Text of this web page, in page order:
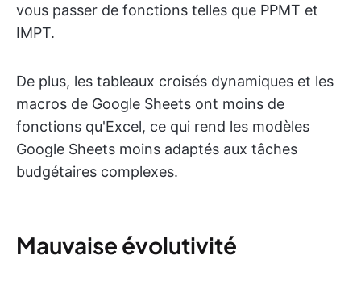
vous passer de fonctions telles que PPMT et
IMPT.
De plus, les tableaux croisés dynamiques et les
macros de Google Sheets ont moins de
fonctions qu'Excel, ce qui rend les modèles
Google Sheets moins adaptés aux tâches
budgétaires complexes.
Mauvaise évolutivité